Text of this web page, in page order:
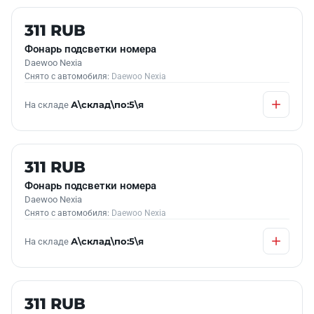
Б/У В НАЛИЧИИ
311 RUB
Фонарь подсветки номера
Daewoo Nexia
Снято с автомобиля: Daewoo Nexia
На складе А\склад\по:5\я
Б/У В НАЛИЧИИ
311 RUB
Фонарь подсветки номера
Daewoo Nexia
Снято с автомобиля: Daewoo Nexia
На складе А\склад\по:5\я
Б/У В НАЛИЧИИ
311 RUB